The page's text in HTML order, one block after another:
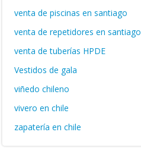
venta de piscinas en santiago
venta de repetidores en santiago
venta de tuberías HPDE
Vestidos de gala
viñedo chileno
vivero en chile
zapatería en chile